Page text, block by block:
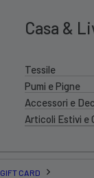
Casa &
Tessile
Pumi e Pigne
Accessori e
Articoli Estivi e
GIFT CARD